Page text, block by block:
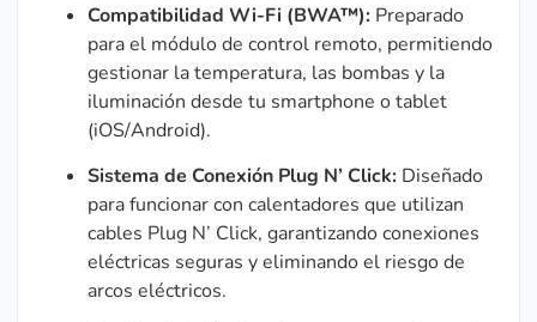
Compatibilidad Wi-Fi (BWA™): Preparado
para el módulo de control remoto, permitiendo
gestionar la temperatura, las bombas y la
iluminación desde tu smartphone o tablet
(iOS/Android).
Sistema de Conexión Plug N’ Click: Diseñado
para funcionar con calentadores que utilizan
cables Plug N’ Click, garantizando conexiones
eléctricas seguras y eliminando el riesgo de
arcos eléctricos.